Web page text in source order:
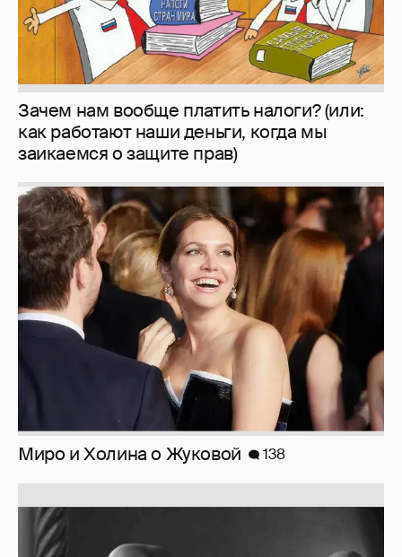
Зачем нам вообще платить налоги? (или:
как работают наши деньги, когда мы
заикаемся о защите прав)
Миро и Холина о Жуковой 138